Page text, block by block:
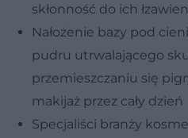
skłonność do ich
Nałożenie bazy pod
pudru utrwalającego
przemieszczaniu się
makijaż przez cały dzień
Specjaliści branży